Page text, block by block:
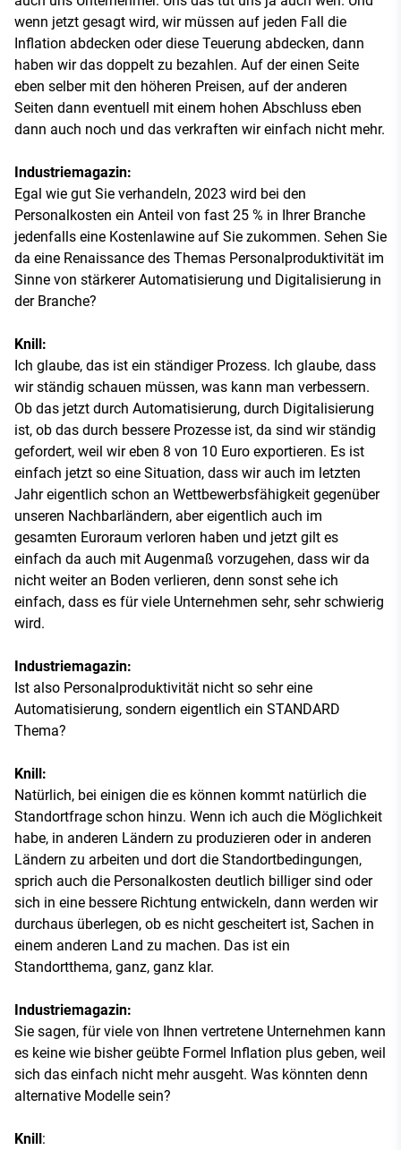
wenn jetzt gesagt wird, wir müssen auf jeden Fall die
Inflation abdecken oder diese Teuerung abdecken, dann
haben wir das doppelt zu bezahlen. Auf der einen Seite
eben selber mit den höheren Preisen, auf der anderen
Seiten dann eventuell mit einem hohen Abschluss eben
dann auch noch und das verkraften wir einfach nicht mehr.
Industriemagazin:
Egal wie gut Sie verhandeln, 2023 wird bei den
Personalkosten ein Anteil von fast 25 % in Ihrer Branche
jedenfalls eine Kostenlawine auf Sie zukommen. Sehen Sie
da eine Renaissance des Themas Personalproduktivität im
Sinne von stärkerer Automatisierung und Digitalisierung in
der Branche?
Knill:
Ich glaube, das ist ein ständiger Prozess. Ich glaube, dass
wir ständig schauen müssen, was kann man verbessern.
Ob das jetzt durch Automatisierung, durch Digitalisierung
ist, ob das durch bessere Prozesse ist, da sind wir ständig
gefordert, weil wir eben 8 von 10 Euro exportieren. Es ist
einfach jetzt so eine Situation, dass wir auch im letzten
Jahr eigentlich schon an Wettbewerbsfähigkeit gegenüber
unseren Nachbarländern, aber eigentlich auch im
gesamten Euroraum verloren haben und jetzt gilt es
einfach da auch mit Augenmaß vorzugehen, dass wir da
nicht weiter an Boden verlieren, denn sonst sehe ich
einfach, dass es für viele Unternehmen sehr, sehr schwierig
wird.
Industriemagazin:
Ist also Personalproduktivität nicht so sehr eine
Automatisierung, sondern eigentlich ein STANDARD
Thema?
Knill:
Natürlich, bei einigen die es können kommt natürlich die
Standortfrage schon hinzu. Wenn ich auch die Möglichkeit
habe, in anderen Ländern zu produzieren oder in anderen
Ländern zu arbeiten und dort die Standortbedingungen,
sprich auch die Personalkosten deutlich billiger sind oder
sich in eine bessere Richtung entwickeln, dann werden wir
durchaus überlegen, ob es nicht gescheitert ist, Sachen in
einem anderen Land zu machen. Das ist ein
Standortthema, ganz, ganz klar.
Industriemagazin:
Sie sagen, für viele von Ihnen vertretene Unternehmen kann
es keine wie bisher geübte Formel Inflation plus geben, weil
sich das einfach nicht mehr ausgeht. Was könnten denn
alternative Modelle sein?
Knill: